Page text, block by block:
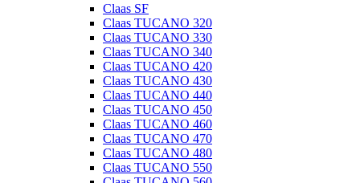
Claas SF
Claas TUCANO 320
Claas TUCANO 330
Claas TUCANO 340
Claas TUCANO 420
Claas TUCANO 430
Claas TUCANO 440
Claas TUCANO 450
Claas TUCANO 460
Claas TUCANO 470
Claas TUCANO 480
Claas TUCANO 550